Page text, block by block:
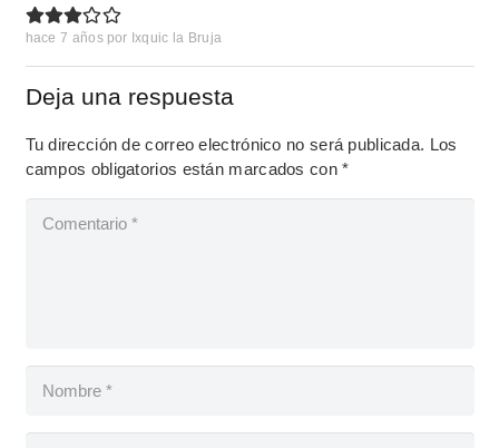
hace 7 años por Ixquic la Bruja
Deja una respuesta
Tu dirección de correo electrónico no será publicada. Los
campos obligatorios están marcados con*